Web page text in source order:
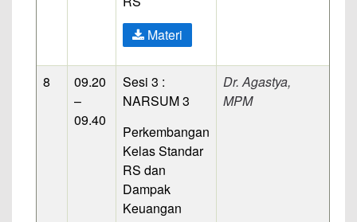
Materi
8
09.20
–
09.40
Sesi 3 :
NARSUM 3
Perkembangan
Kelas Standar
RS dan
Dampak
Keuangan
Dr. Agastya,
MPM